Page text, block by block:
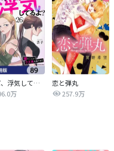
パパ、浮気してるよ？娘と二人でクズ夫を捨てます【分冊版】
万
恋と弾丸
257.9万